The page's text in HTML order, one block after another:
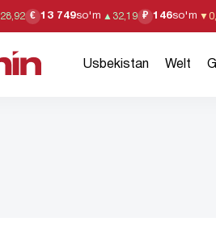
28,92 € 13 749so'm ▲ 32,19 ₽ 146so'm ▼
Usbekistan Welt